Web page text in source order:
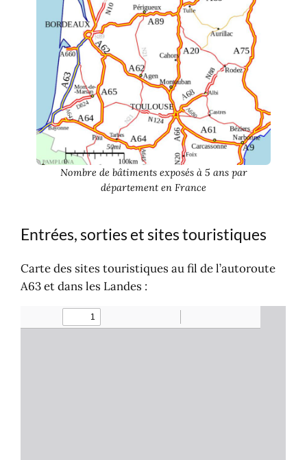
Nombre de bâtiments exposés à 5 ans par
département en France
Entrées, sorties et sites touristiques
Carte des sites touristiques au fil de l’autoroute
A63 et dans les Landes :